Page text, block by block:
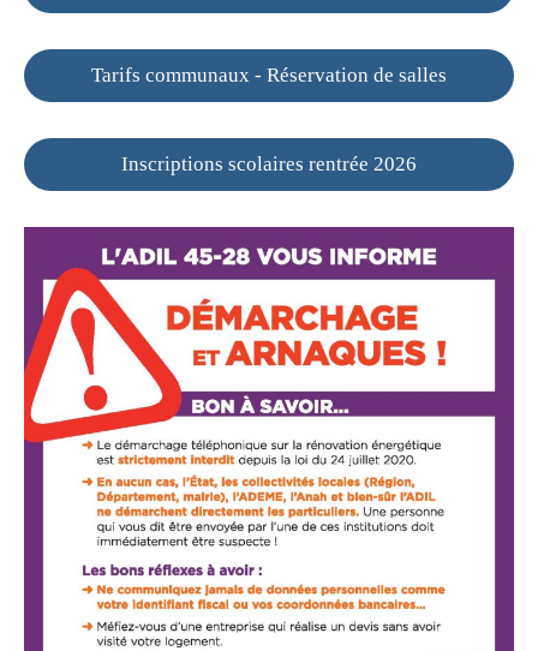
Tarifs communaux - Réservation de salles
Inscriptions scolaires rentrée 2026